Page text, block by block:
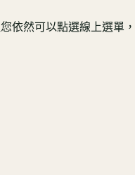
依然可以點選線上選單，